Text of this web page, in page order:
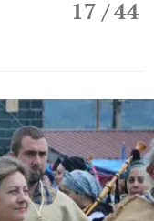
17 / 44